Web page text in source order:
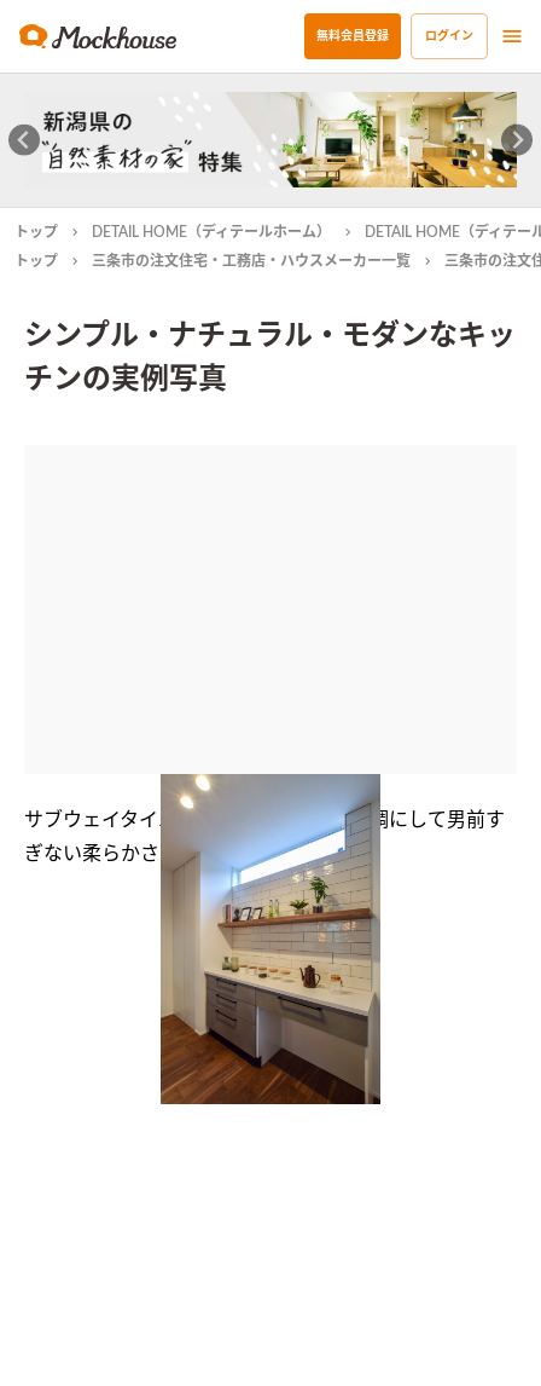
無料会員登録 ログイン
トップ DETAIL HOME（ディテールホーム）
DETAIL HOME（ディテ
トップ
三条市の注文住宅・工務店・ハウスメーカー一覧 三条市の注文
シンプル・ナチュラル・モダンなキッ
チンの実例写真
サブウェイタイルの目地はあえてグレー調にして男前す
ぎない柔らかさを出した